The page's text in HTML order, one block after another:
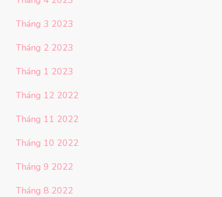
Tháng 3 2023
Tháng 2 2023
Tháng 1 2023
Tháng 12 2022
Tháng 11 2022
Tháng 10 2022
Tháng 9 2022
Tháng 8 2022